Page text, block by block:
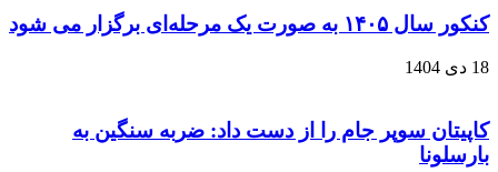
کنکور سال ۱۴۰۵ به صورت یک‌ مرحله‌ای برگزار می‌ شود
18 دی 1404
کاپیتان سوپر جام را از دست داد: ضربه سنگین به
بارسلونا